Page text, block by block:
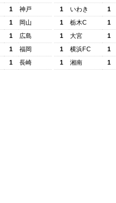
1
神戸
1
岡山
1
広島
1
福岡
1 長崎
1
いわき
1
1
栃木C
1
1
大宮
1
1
横浜FC
1
1
湘南 1